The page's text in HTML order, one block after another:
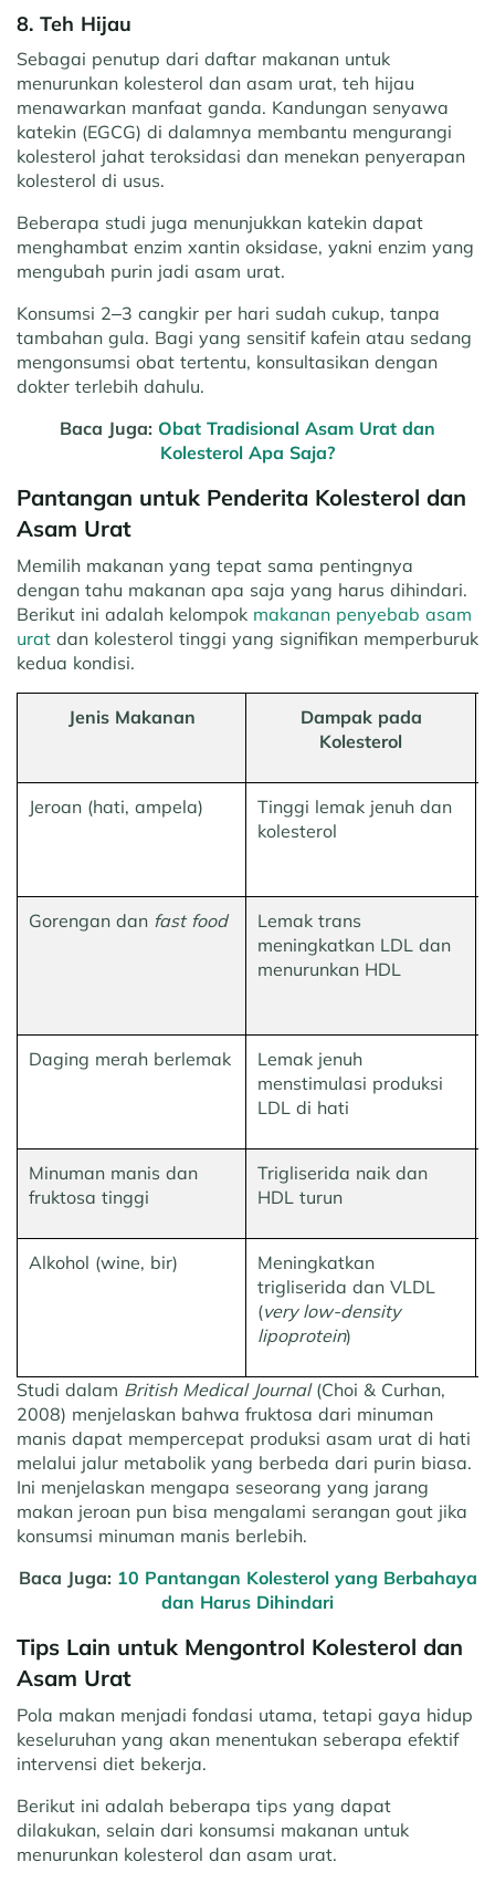
8. Teh Hijau
Sebagai penutup dari daftar makanan untuk
menurunkan kolesterol dan asam urat, teh hijau
menawarkan manfaat ganda. Kandungan senyawa
katekin (EGCG) di dalamnya membantu mengurangi
kolesterol jahat teroksidasi dan menekan penyerapan
kolesterol di usus.
Beberapa studi juga menunjukkan katekin dapat
menghambat enzim xantin oksidase, yakni enzim yang
mengubah purin jadi asam urat.
Konsumsi 2–3 cangkir per hari sudah cukup, tanpa
tambahan gula. Bagi yang sensitif kafein atau sedang
mengonsumsi obat tertentu, konsultasikan dengan
dokter terlebih dahulu.
Baca Juga: Obat Tradisional Asam Urat dan
Kolesterol Apa Saja?
Pantangan untuk Penderita Kolesterol dan
Asam Urat
Memilih makanan yang tepat sama pentingnya
dengan tahu makanan apa saja yang harus dihindari.
Berikut ini adalah kelompok makanan penyebab asam
urat dan kolesterol tinggi yang signifikan memperburuk
kedua kondisi.
Jenis Makanan
Dampak pada
Kolesterol
Jeroan (hati, ampela)
Tinggi lemak jenuh dan
kolesterol
Gorengan dan fast food
Lemak trans
meningkatkan LDL dan
menurunkan HDL
Daging merah berlemak
Lemak jenuh
menstimulasi produksi
LDL di hati
Minuman manis dan
fruktosa tinggi
Trigliserida naik dan
HDL turun
Alkohol (wine, bir)
Meningkatkan
trigliserida dan VLDL
(very low-density
lipoprotein)
Studi dalam British Medical Journal (Choi & Curhan,
2008) menjelaskan bahwa fruktosa dari minuman
manis dapat mempercepat produksi asam urat di hati
melalui jalur metabolik yang berbeda dari purin biasa.
Ini menjelaskan mengapa seseorang yang jarang
makan jeroan pun bisa mengalami serangan gout jika
konsumsi minuman manis berlebih.
Baca Juga: 10 Pantangan Kolesterol yang Berbahaya
dan Harus Dihindari
Tips Lain untuk Mengontrol Kolesterol dan
Asam Urat
Pola makan menjadi fondasi utama, tetapi gaya hidup
keseluruhan yang akan menentukan seberapa efektif
intervensi diet bekerja.
Berikut ini adalah beberapa tips yang dapat
dilakukan, selain dari konsumsi makanan untuk
menurunkan kolesterol dan asam urat.